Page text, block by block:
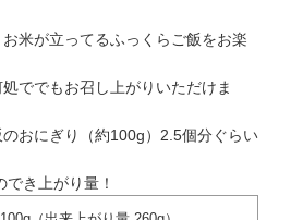
米が立ってるふっくらご飯をお楽
ででもお召し上がりいただけま
おにぎり（約100g）2.5個分ぐらい
き上がり量！